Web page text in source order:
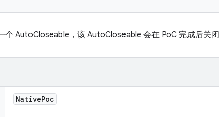
个 AutoCloseable，该 AutoCloseable 会在 PoC 完成后关闭
NativePoc